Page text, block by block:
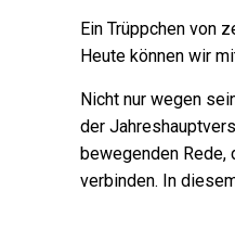
Ein Trüppchen von
Heute können wir
Nicht nur wegen
der
bewegenden Rede,
verbinden. In